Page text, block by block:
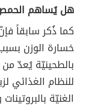
هل يُساهم
كما ذُكر سابقاً
خسارة الوزن
بالطحينيّة يُعدّ
للنظام الغذائي
الغنيّة